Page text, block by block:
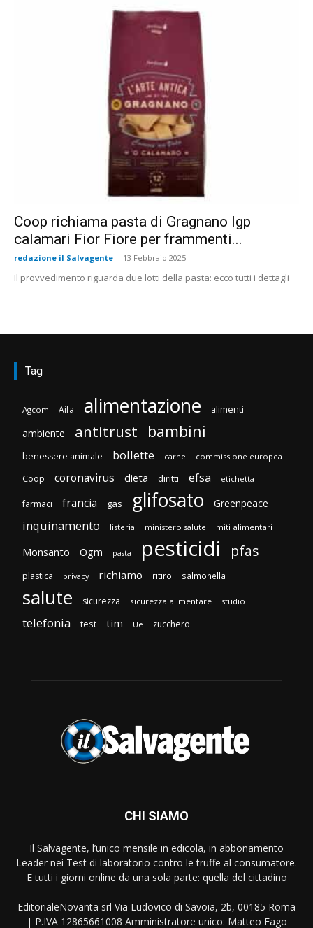
Coop richiama pasta di Gragnano Igp
calamari Fior Fiore per frammenti...
redazione il Salvagente - 13 Febbraio 2025
Il provvedimento riguarda due lotti della pasta: ecco tutti i dettagli
Tag
Agcom Aifa alimentazione alimenti
ambiente antitrust bambini
benessere animale bollette carne commissione europea
Coop coronavirus dieta diritti efsa etichetta
farmaci francia gas glifosato Greenpeace
inquinamento listeria ministero salute miti alimentari
Monsanto Ogm pasta pesticidi pfas
plastica privacy richiamo ritiro salmonella
salute sicurezza sicurezza alimentare studio
telefonia test tim Ue zucchero
CHI SIAMO
Il Salvagente, l’unico mensile in edicola, in abbonamento
Leader nei Test di laboratorio contro le truffe al consumatore.
E tutti i giorni online da una sola parte: quella del cittadino
EditorialeNovanta srl Via Ludovico di Savoia, 2b, 00185 Roma
| P.IVA 12865661008 Amministratore unico: Matteo Fago